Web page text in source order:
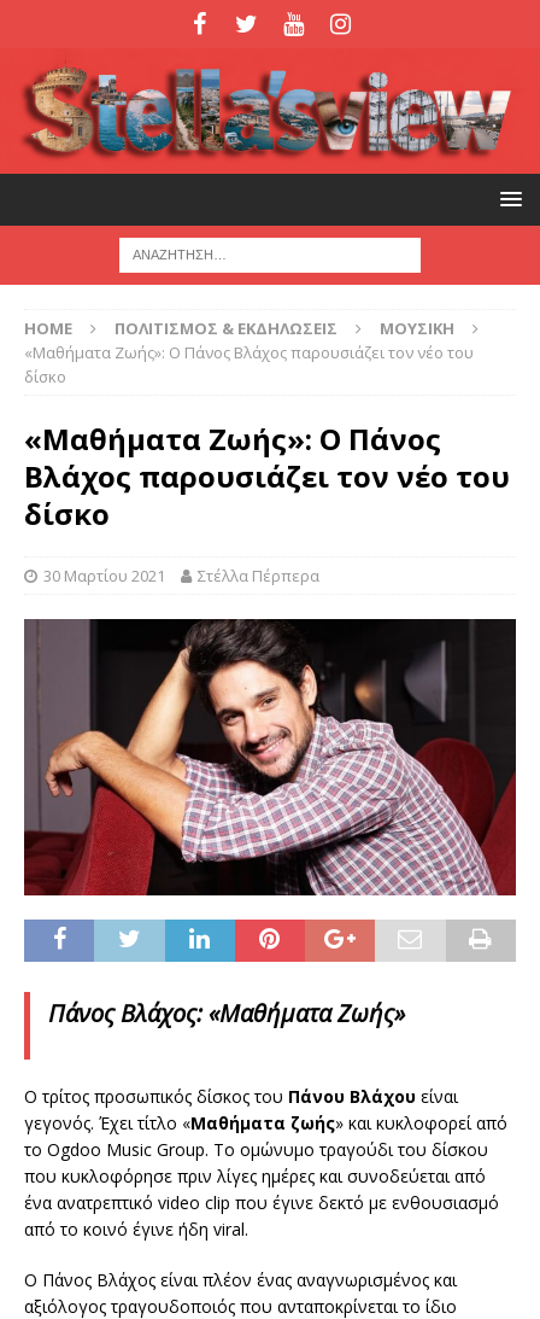
HOME ΠΟΛΙΤΙΣΜΟΣ & ΕΚΔΗΛΩΣΕΙΣ
ΜΟΥΣΙΚΗ
«Μαθήματα Ζωής»: Ο Πάνος Βλάχος παρουσιάζει τον νέο του
δίσκο
«Μαθήματα Ζωής»: Ο Πάνος
Βλάχος παρουσιάζει τον νέο του
δίσκο
30 Μαρτίου 2021 Στέλλα Πέρπερα
Πάνος Βλάχος: «Μαθήματα Ζωής»
Ο τρίτος προσωπικός δίσκος του Πάνου Βλάχου είναι
γεγονός. Έχει τίτλο «Μαθήματα ζωής» και κυκλοφορεί από
το Ogdoo Music Group. Το ομώνυμο τραγούδι του δίσκου
που κυκλοφόρησε πριν λίγες ημέρες και συνοδεύεται από
ένα ανατρεπτικό video clip που έγινε δεκτό με ενθουσιασμό
από το κοινό έγινε ήδη viral.
Ο Πάνος Βλάχος είναι πλέον ένας αναγνωρισμένος και
αξιόλογος τραγουδοποιός που ανταποκρίνεται το ίδιο